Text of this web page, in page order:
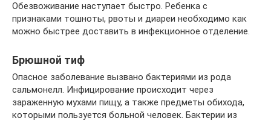
Обезвоживание наступает быстро. Ребенка с
признаками тошноты, рвоты и диареи необходимо как
можно быстрее доставить в инфекционное отделение.
Брюшной тиф
Опасное заболевание вызвано бактериями из рода
сальмонелл. Инфицирование происходит через
зараженную мухами пищу, а также предметы обихода,
которыми пользуется больной человек. Бактерии из